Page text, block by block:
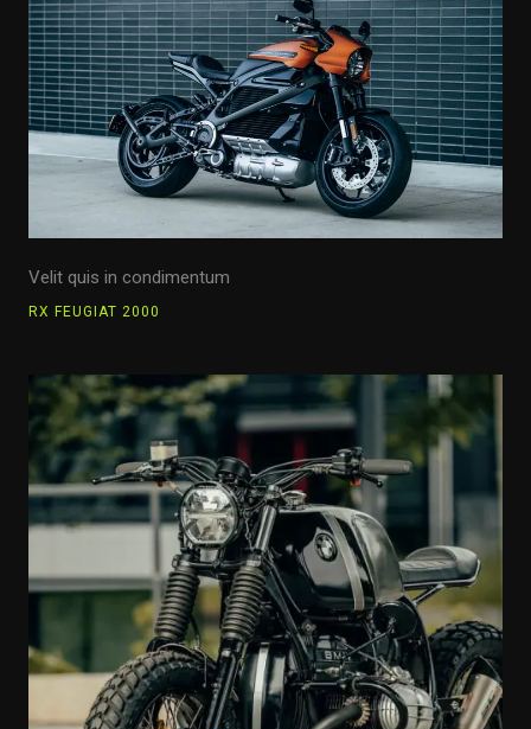
Velit quis in condimentum
RX FEUGIAT 2000